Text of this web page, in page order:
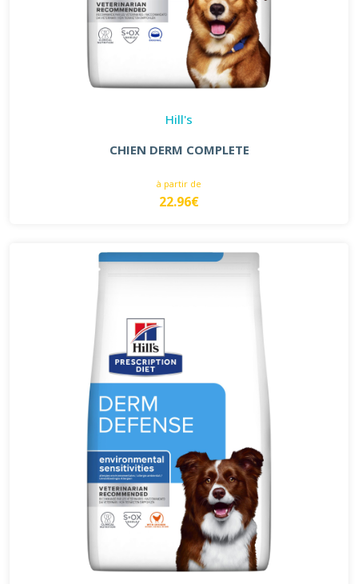
Hill's
CHIEN DERM COMPLETE
à partir de
22.96€